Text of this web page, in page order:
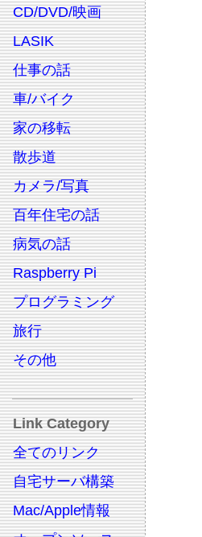
CD/DVD/映画
LASIK
仕事の話
車/バイク
家の移転
散歩道
カメラ/写真
百年住宅の話
病気の話
Raspberry Pi
プログラミング
旅行
その他
Link Category
全てのリンク
自宅サーバ構築
Mac/Apple情報